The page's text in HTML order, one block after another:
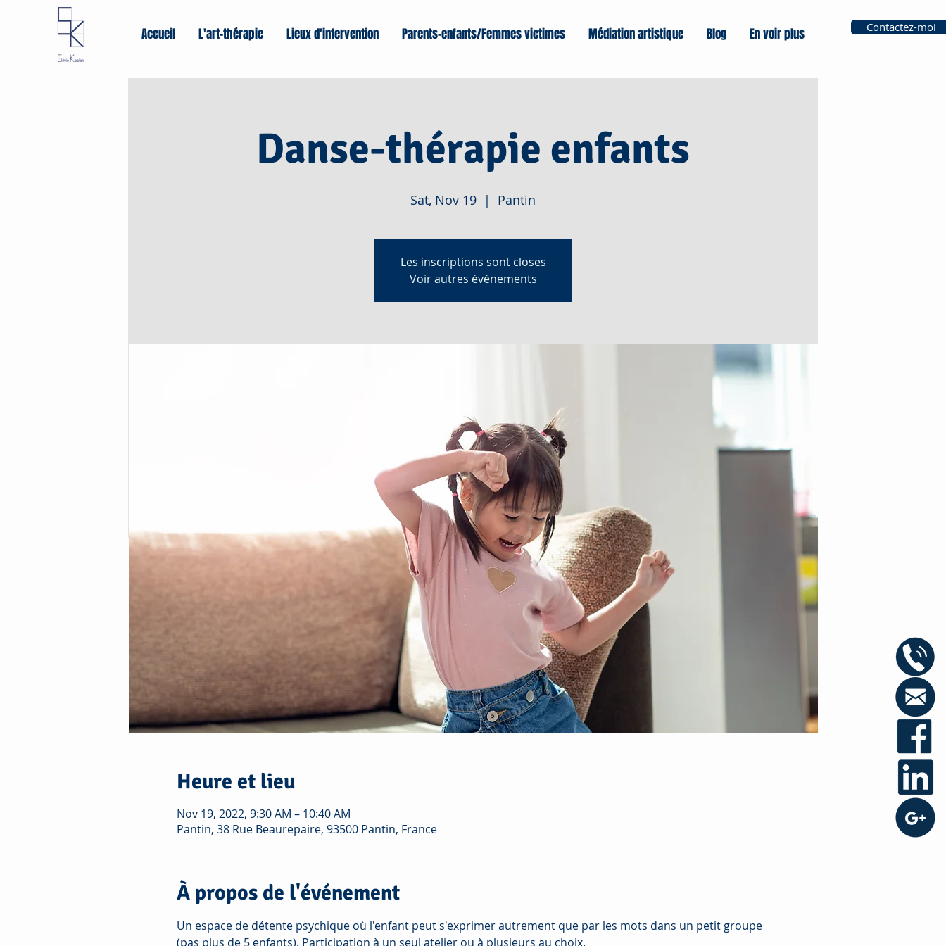
Accueil L'art-thérapie Lieux d'intervention Parents-enfants/Femmes victimes Médiation artistique Blog En voir plus Contactez-moi
Danse-thérapie enfants
Sat, Nov 19
  |
Pantin
Les inscriptions sont closes
Voir autres événements
Heure et lieu
Nov 19, 2022, 9:30 AM – 10:40 AM
Pantin, 38 Rue Beaurepaire, 93500 Pantin, France
À propos de l'événement
Un espace de détente psychique où l'enfant peut s'exprimer autrement que par les mots dans un petit groupe
(pas plus de 5 enfants). Participation à un seul atelier ou à plusieurs au choix.